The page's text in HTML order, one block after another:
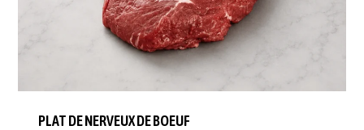
PLAT DE NERVEUX DE BOEUF